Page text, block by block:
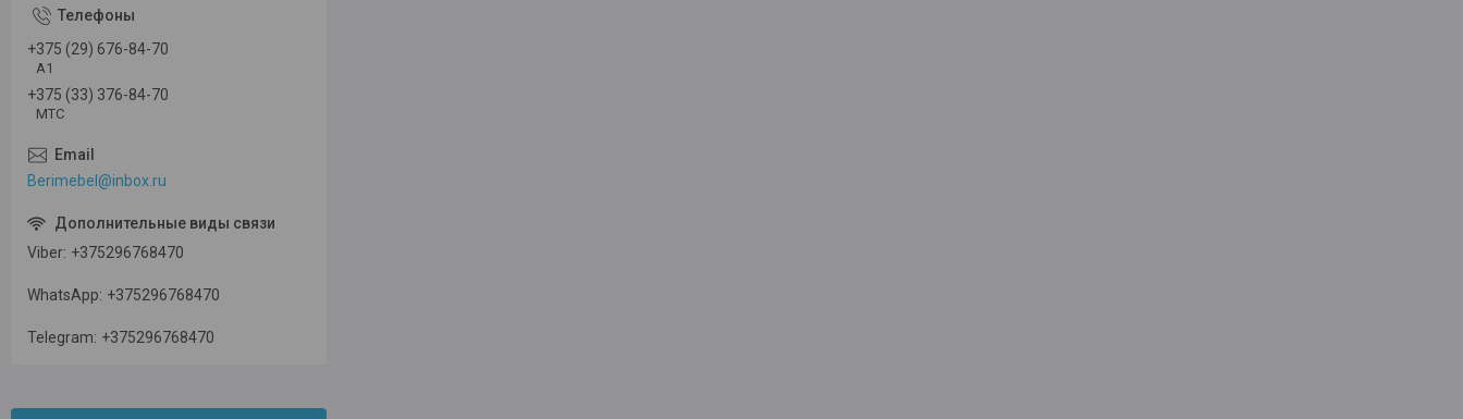
+375 (29) 676-84-70
А1
+375 (33) 376-84-70
МТС
Berimebel@inbox.ru
Viber +375296768470
WhatsApp +375296768470
Telegram +375296768470